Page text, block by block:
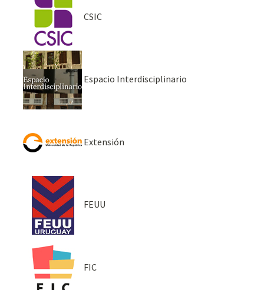
CSIC
Espacio Interdisciplinario
Extensión
FEUU
FIC